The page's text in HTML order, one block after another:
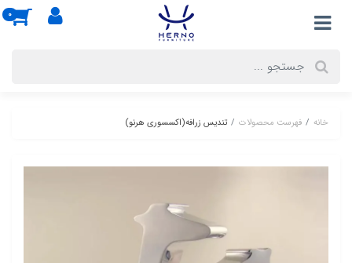
0
خانه فهرست محصولات تندیس زرافه(اکسسوری هرنو)